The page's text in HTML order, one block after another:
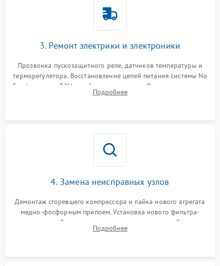
3. Ремонт электрики и электроники
Прозвонка пускозащитного реле, датчиков температуры и
терморегулятора. Восстановление цепей питания системы No
Frost, включая ТЭН оттайки и вентилятор. Ремонт или замена
платы управления при сбоях алгоритмов.
Подробнее
4. Замена неисправных узлов
Демонтаж сгоревшего компрессора и пайка нового агрегата
медно-фосфорным припоем. Установка нового фильтра-
осушителя. Замена изношенных вентиляторов обдува,
сломанных заслонок или поврежденных дверных петель.
Подробнее